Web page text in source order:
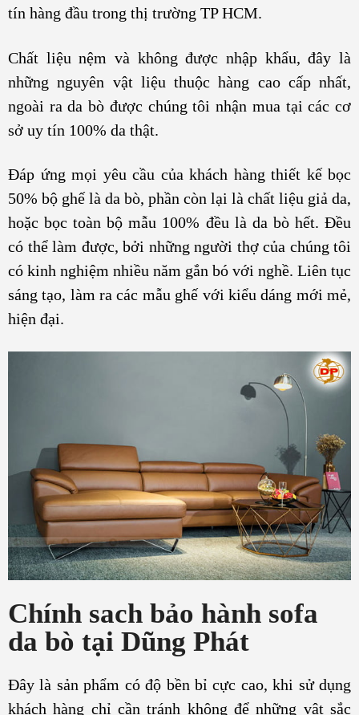
tín hàng đầu trong thị trường TP HCM.
Chất liệu nệm và không được nhập khẩu, đây là
những nguyên vật liệu thuộc hàng cao cấp nhất,
ngoài ra da bò được chúng tôi nhận mua tại các cơ
sở uy tín 100% da thật.
Đáp ứng mọi yêu cầu của khách hàng thiết kế bọc
50% bộ ghế là da bò, phần còn lại là chất liệu giả da,
hoặc bọc toàn bộ mẫu 100% đều là da bò hết. Đều
có thể làm được, bởi những người thợ của chúng tôi
có kinh nghiệm nhiều năm gắn bó với nghề. Liên tục
sáng tạo, làm ra các mẫu ghế với kiểu dáng mới mẻ,
hiện đại.
Chính sach bảo hành sofa
da bò tại Dũng Phát
Đây là sản phẩm có độ bền bỉ cực cao, khi sử dụng
khách hàng chỉ cần tránh không để những vật sắc